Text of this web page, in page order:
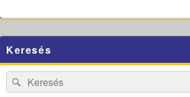
Sidebar
Widget
Area
Keresés
Search
for:
Search